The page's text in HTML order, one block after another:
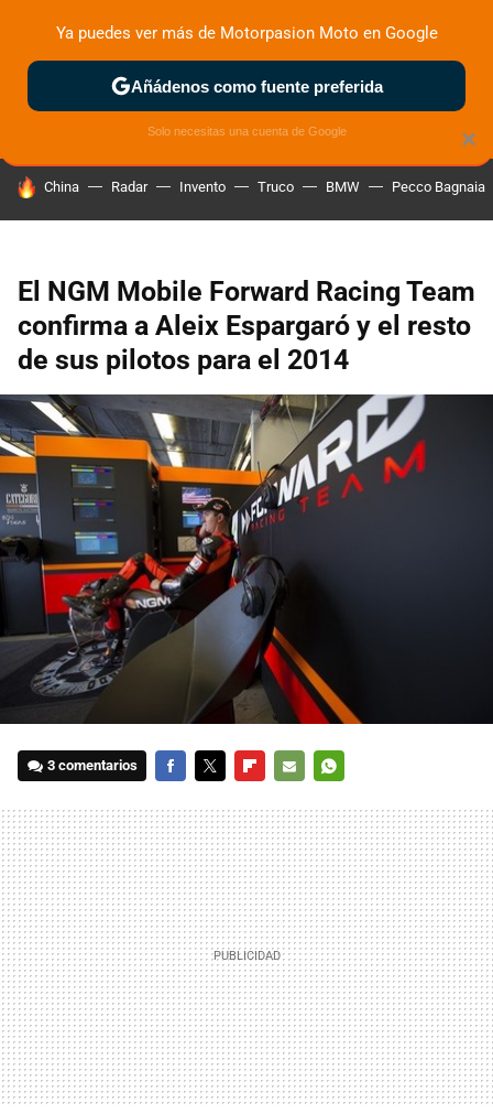
ZONA DE PRUEBAS DEPORTIVAS MOTOS ELÉCTRICAS
HOY SE HABLA DE
China Radar Invento Truco BMW Pecco Bagnaia
El NGM Mobile Forward Racing Team
confirma a Aleix Espargaró y el resto
de sus pilotos para el 2014
3 comentarios
MAIL
×
Ya puedes ver más de Motorpasion Moto en Google
Añádenos como fuente preferida
Solo necesitas una cuenta de Google